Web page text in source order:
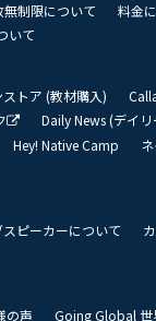
無制限について 料金
いて
トア (教材購入)
Daily News (デイ
Hey! Native Camp
スピーカーについて
の声 Going Global 世